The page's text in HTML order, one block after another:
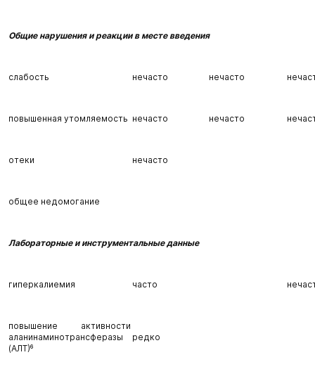
Общие нарушения и реакции в месте введения
слабость нечасто нечасто
повышенная утомляемость нечасто нечасто
отеки нечасто
общее недомогание
Лабораторные и инструментальные данные
гиперкалиемия часто
повышение активности
аланинаминотрансферазы
(АЛТ)⁶
редко